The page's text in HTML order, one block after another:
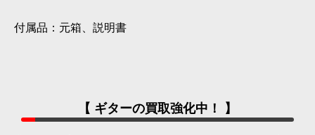
付属品：元箱、説明書
【 ギターの買取強化中！ 】